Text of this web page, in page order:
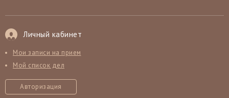
Личный кабинет
Мои записи на прием
Мой список дел
Авторизация